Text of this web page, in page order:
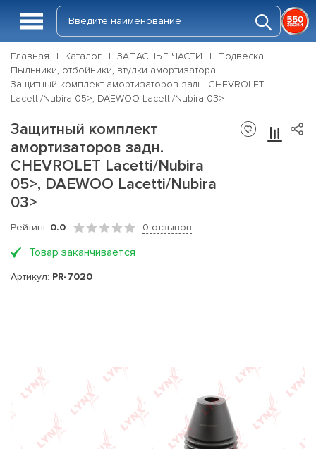
Главная Каталог ЗАПАСНЫЕ ЧАСТИ
Подвеска
Пыльники, отбойники, втулки амортизатора
Защитный комплект амортизаторов задн. CHEVROLET
Lacetti/Nubira 05>, DAEWOO Lacetti/Nubira 03>
Защитный комплект
амортизаторов задн.
CHEVROLET Lacetti/Nubira
05>, DAEWOO Lacetti/Nubira
03>
Рейтинг 0.0 0 отзывов
Товар заканчивается
Артикул: PR-7020